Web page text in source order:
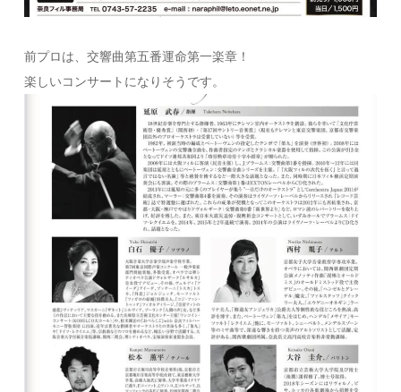
前プロは、交響曲第五番運命第一楽章！
楽しいコンサートになりそうです。